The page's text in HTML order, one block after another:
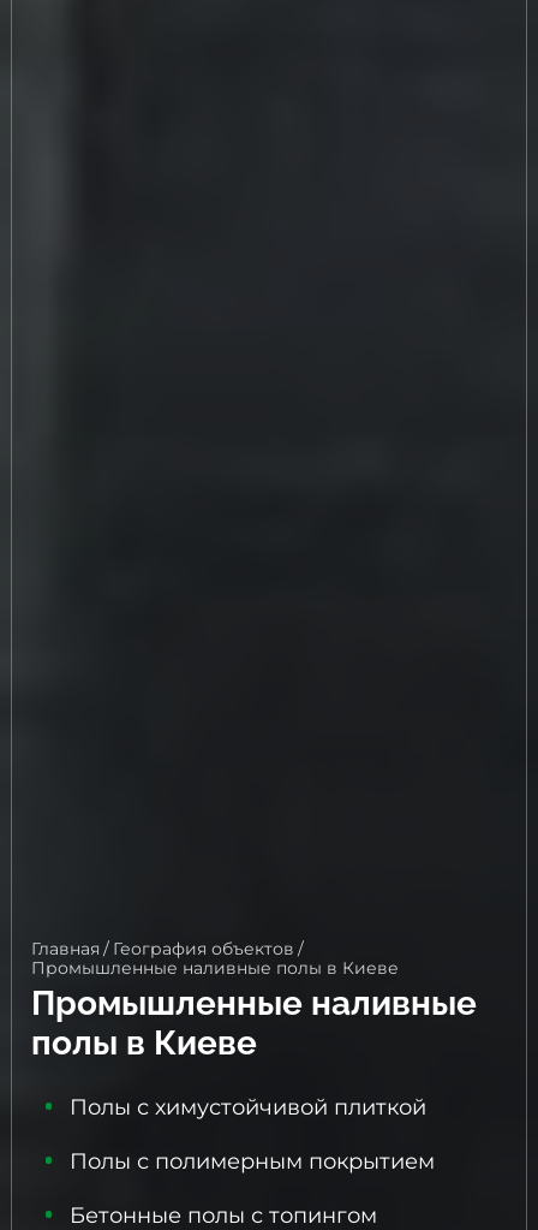
Главная / География объектов /
Промышленные наливные полы в Киеве
Промышленные наливные
полы в Киеве
Полы с химустойчивой плиткой
Полы с полимерным покрытием
Бетонные полы с топингом